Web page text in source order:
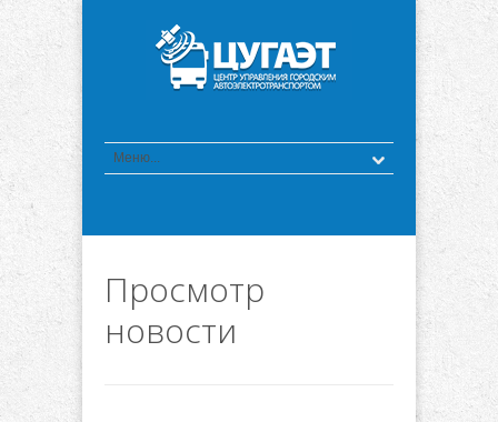
Просмотр
новости